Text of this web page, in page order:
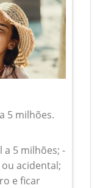
5 milhões.
a 5 milhões; -
acidental;
e ficar